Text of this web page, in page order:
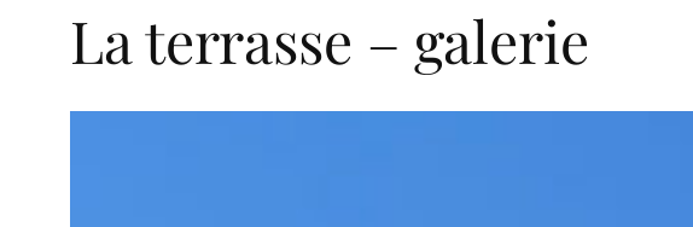
La terrasse – galerie